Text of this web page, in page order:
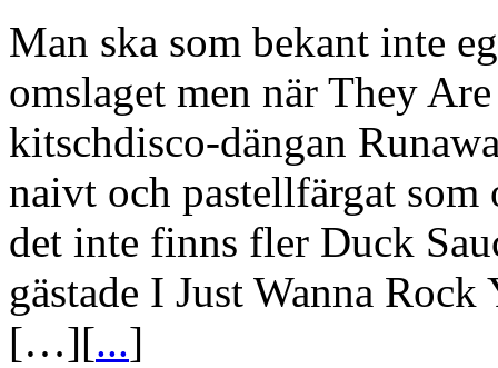
Man ska som bekant inte
omslaget men när They
kitschdisco-dängan
naivt och pastellfärgat
det inte finns fler Duck
gästade I Just Wanna
[…][...]